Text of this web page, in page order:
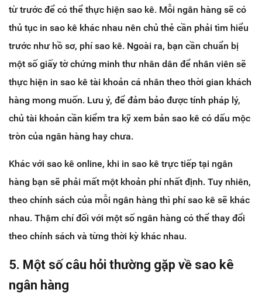
từ trước để có thể thực hiện sao kê. Mỗi ngân hàng sẽ có
thủ tục in sao kê khác nhau nên chủ thẻ cần phải tìm hiểu
trước như hồ sơ, phí sao kê. Ngoài ra, bạn cần chuẩn bị
một số giấy tờ chứng minh thư nhân dân để nhân viên sẽ
thực hiện in sao kê tài khoản cá nhân theo thời gian khách
hàng mong muốn. Lưu ý, để đảm bảo được tính pháp lý,
chủ tài khoản cần kiểm tra kỹ xem bản sao kê có dấu mộc
tròn của ngân hàng hay chưa.
Khác với sao kê online, khi in sao kê trực tiếp tại ngân
hàng bạn sẽ phải mất một khoản phí nhất định. Tuy nhiên,
theo chính sách của mỗi ngân hàng thì phí sao kê sẽ khác
nhau. Thậm chí đối với một số ngân hàng có thể thay đổi
theo chính sách và từng thời kỳ khác nhau.
5. Một số câu hỏi thường gặp về sao kê
ngân hàng